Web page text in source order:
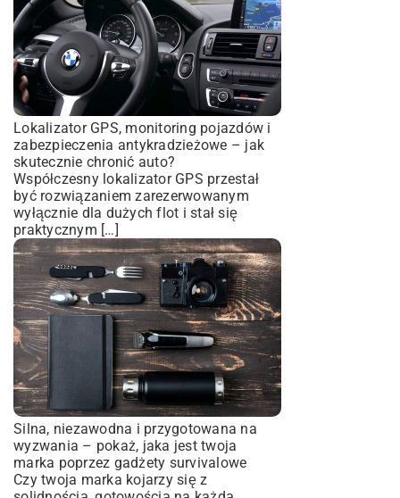
Lokalizator GPS, monitoring pojazdów i
zabezpieczenia antykradzieżowe – jak
skutecznie chronić auto?
Współczesny lokalizator GPS przestał
być rozwiązaniem zarezerwowanym
wyłącznie dla dużych flot i stał się
praktycznym […]
Silna, niezawodna i przygotowana na
wyzwania – pokaż, jaka jest twoja
marka poprzez gadżety survivalowe
Czy twoja marka kojarzy się z